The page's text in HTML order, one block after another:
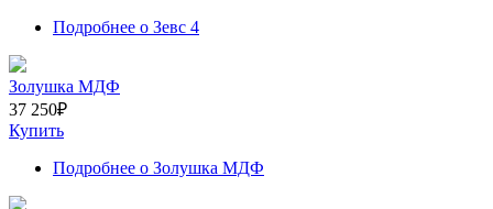
Подробнее о Зевс 4
Золушка МДФ
37 250₽
Купить
Подробнее о Золушка МДФ